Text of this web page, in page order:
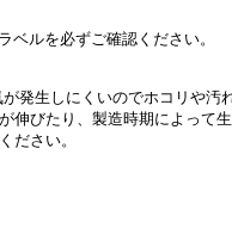
ベルを必ずご確認ください。
発生しにくいのでホコリや汚
伸びたり、製造時期によって
ださい。